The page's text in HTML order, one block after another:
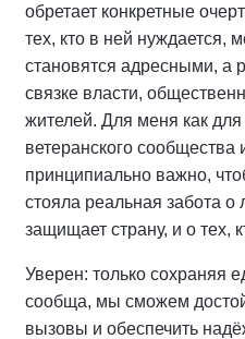
обретает конкретные
тех, кто в ней нуждается,
становятся адресными, а
связке власти,
жителей. Для меня как для
ветеранского сообщества
принципиально важно,
стояла реальная забота
защищает страну, и о тех,
Уверен: только сохраняя
сообща, мы сможем
вызовы и обеспечить